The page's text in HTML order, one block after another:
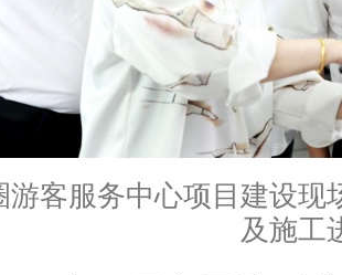
游客服务中心项目建设
及施工